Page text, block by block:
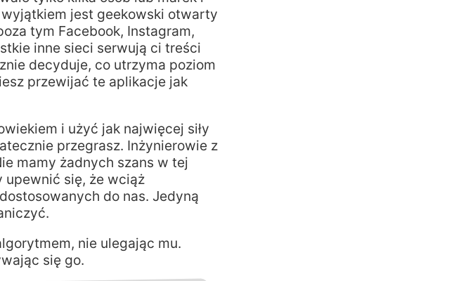
jest geekowski otwarty
tym Facebook, Instagram,
inne sieci serwują ci treści
decyduje, co utrzyma poziom
przewijać te aplikacje jak
i użyć jak najwięcej siły
przegrasz. Inżynierowie z
mamy żadnych szans w tej
się, że wciąż
do nas. Jedyną
nie ulegając mu.
się go.